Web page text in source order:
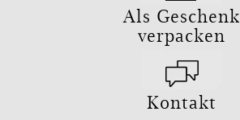
Als Geschenk
verpacken
Kontakt